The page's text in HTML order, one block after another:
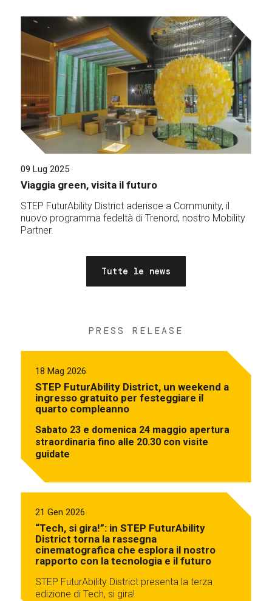
09 Lug 2025
Viaggia green, visita il futuro
STEP FuturAbility District aderisce a Community, il
nuovo programma fedeltà di Trenord, nostro Mobility
Partner.
Tutte le news
PRESS RELEASE
18 Mag 2026
STEP FuturAbility District, un weekend a
ingresso gratuito per festeggiare il
quarto compleanno
Sabato 23 e domenica 24 maggio apertura
straordinaria fino alle 20.30 con visite
guidate
21 Gen 2026
“Tech, si gira!”: in STEP FuturAbility
District torna la rassegna
cinematografica che esplora il nostro
rapporto con la tecnologia e il futuro
STEP FuturAbility District presenta la terza
edizione di Tech, si gira!